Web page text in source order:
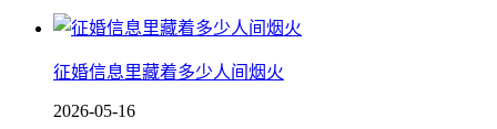
征婚信息里藏着多少人间烟火
2026-05-16